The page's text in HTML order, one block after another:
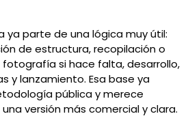
ya parte de una lógica muy útil:
de estructura, recopilación o
si hace falta, desarrollo,
y lanzamiento. Esa base ya
pública y merece
versión más comercial y clara.